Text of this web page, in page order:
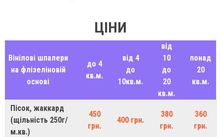
ЦІНИ
Вінілові шпалери
на флізеліновій
основі
до 4
кв.м.
від 4
до
10кв.м.
від
10
до
20
кв.м.
понад
20
кв.м.
Пісок, жаккард
(щільність 250г/
м.кв.)
450
грн.
400 грн.
380
грн.
360
грн.